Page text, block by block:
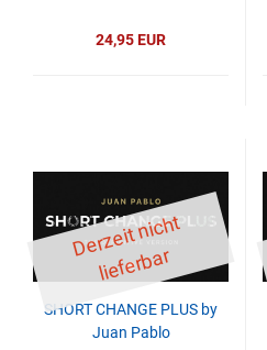
24,95 EUR
D
er
z
eit
ni
c
ht
li
ef
er
b
ar
SHORT CHANGE PLUS by
Juan Pablo